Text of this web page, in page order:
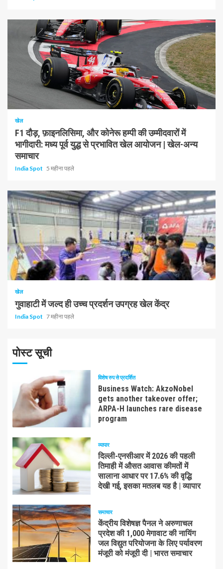
1 न्यूनतम पढ़ा
खेल
F1 दौड़, फ़ाइनलिसिमा, और कोनेरू हम्पी की उम्मीदवारों में
भागीदारी: मध्य पूर्व युद्ध से प्रभावित खेल आयोजन | खेल-अन्य
समाचार
India Spot 5 महीना पहले
1 न्यूनतम पढ़ा
खेल
गुवाहाटी में जल्द ही उच्च प्रदर्शन उपग्रह खेल केंद्र
India Spot 7 महीना पहले
पोस्ट सूची
विशेष रुप से प्रदर्शित
Business Watch: AkzoNobel
gets another takeover offer;
ARPA-H launches rare disease
program
व्यापार
दिल्ली-एनसीआर में 2026 की पहली
तिमाही में औसत आवास कीमतों में
सालाना आधार पर 17.6% की वृद्धि
देखी गई, इसका मतलब यह है | व्यापार
समाचार
केंद्रीय विशेषज्ञ पैनल ने अरुणाचल
प्रदेश की 1,000 मेगावाट की नायिंग
जल विद्युत परियोजना के लिए पर्यावरण
मंजूरी को मंजूरी दी | भारत समाचार